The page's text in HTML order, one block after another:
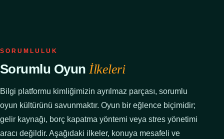
SORUMLULUK
Sorumlu Oyunİlkeleri
Bilgi platformu kimliğimizin ayrılmaz parçası, sorumlu
oyun kültürünü savunmaktır. Oyun bir eğlence biçimidir;
gelir kaynağı, borç kapatma yöntemi veya stres yönetimi
aracı değildir. Aşağıdaki ilkeler, konuya mesafeli ve